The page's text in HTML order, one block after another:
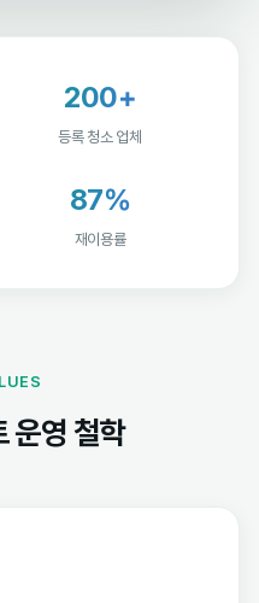
200+
등록 청소 업체
87%
재이용률
운영 철학